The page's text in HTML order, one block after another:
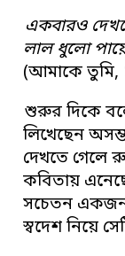
একবারও
লাল ধুলো
(আমাকে তুমি,
শুরুর দিকে
লিখেছেন
দেখতে গেলে
কবিতায়
সচেতন একজন
স্বদেশ নিয়ে